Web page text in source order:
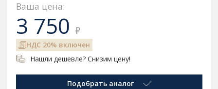
Ваша цена:
3 750 ₽
НДС 20% включен
Нашли дешевле? Снизим цену!
Подобрать аналог